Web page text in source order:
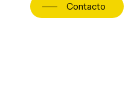
Contacto